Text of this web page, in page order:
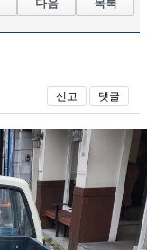
다음 목록
신고 댓글